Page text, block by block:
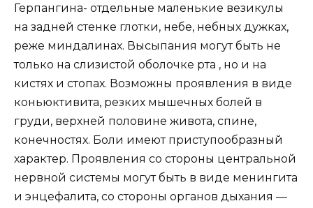
Герпангина- отдельные маленькие везикулы
на задней стенке глотки, небе, небных дужках,
реже миндалинах. Высыпания могут быть не
только на слизистой оболочке рта , но и на
кистях и стопах. Возможны проявления в виде
коньюктивита, резких мышечных болей в
груди, верхней половине живота, спине,
конечностях. Боли имеют приступообразный
характер. Проявления со стороны центральной
нервной системы могут быть в виде менингита
и энцефалита, со стороны органов дыхания —